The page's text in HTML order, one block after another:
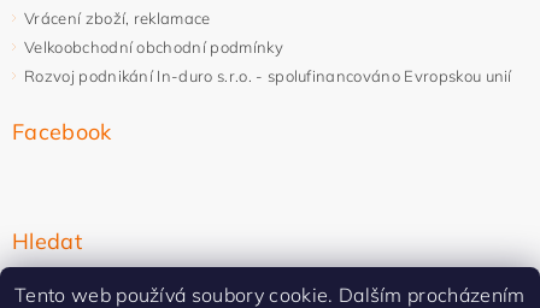
Vrácení zboží, reklamace
Velkoobchodní obchodní podmínky
Rozvoj podnikání In-duro s.r.o. - spolufinancováno Evropskou unií
Facebook
Hledat
Tento web používá soubory cookie. Dalším procházením